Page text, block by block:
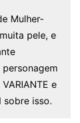
Mulher-
pele, e
e
isso.